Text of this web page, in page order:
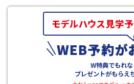
W特典でもれな
プレゼントがもらえ